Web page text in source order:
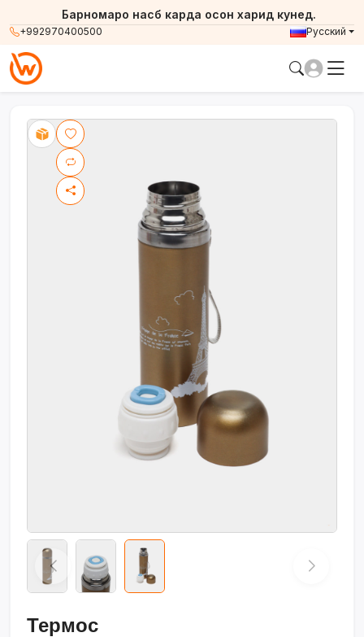
+992970400500
Барномаро насб карда осон харид кунед.
Русский
Термос